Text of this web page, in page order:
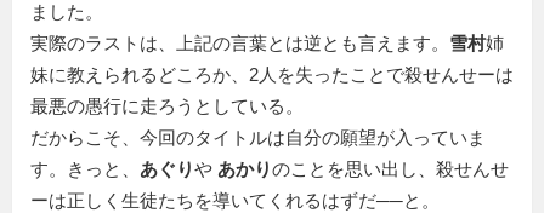
ました。
実際のラストは、上記の言葉とは逆とも言えます。 雪村姉
妹に教えられるどころか、2人を失ったことで殺せんせーは
最悪の愚行に走ろうとしている。
だからこそ、今回のタイトルは自分の願望が入っていま
す。きっと、 あぐりや あかりのことを思い出し、殺せんせ
ーは正しく生徒たちを導いてくれるはずだ──と。